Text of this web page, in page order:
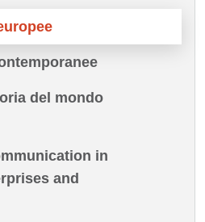
del mondo
in
and